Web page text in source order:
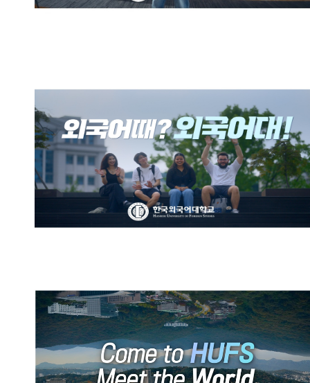
한국외국어대학교 브랜드영상:
외국어때? 외국어대!
HUFS Official Promotional
Video (English)